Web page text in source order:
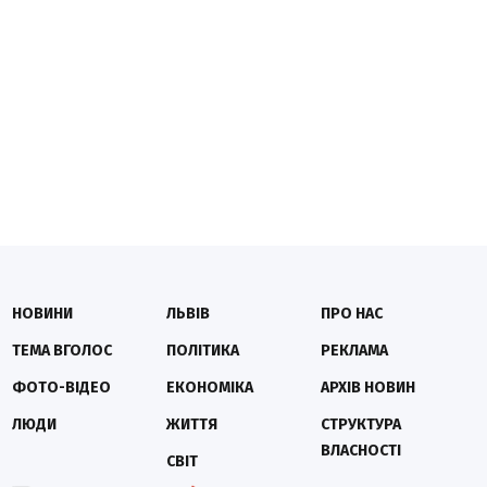
НОВИНИ
ТЕМА ВГОЛОС
ФОТО-ВІДЕО
ЛЮДИ
ЛЬВІВ
ПОЛІТИКА
ЕКОНОМІКА
ЖИТТЯ
СВІТ
ПРО НАС
РЕКЛАМА
АРХІВ НОВИН
СТРУКТУРА
ВЛАСНОСТІ